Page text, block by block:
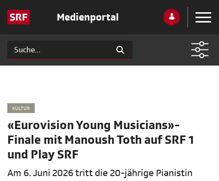
Medienportal
KULTUR
«Eurovision Young Musicians»-
Finale mit Manoush Toth auf SRF 1
und Play SRF
Am 6. Juni 2026 tritt die 20-jährige Pianistin